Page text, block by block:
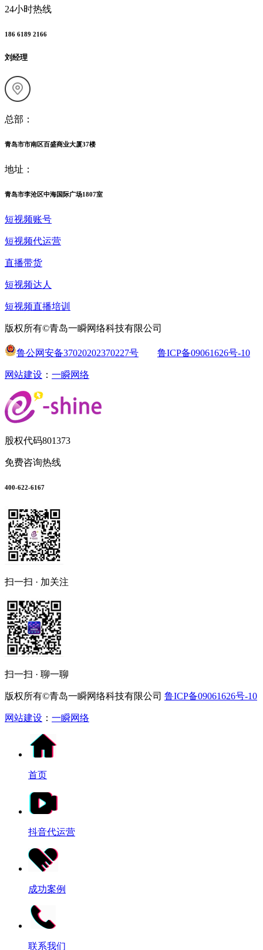
24小时热线
186 6189 2166
刘经理
总部：
青岛市市南区百盛商业大厦37楼
地址：
青岛市李沧区中海国际广场1807室
短视频账号
短视频代运营
直播带货
短视频达人
短视频直播培训
版权所有©青岛一瞬网络科技有限公司
鲁公网安备37020202370227号 鲁ICP备09061626号-10
网站建设 ： 一瞬网络
股权代码801373
免费咨询热线
400-622-6167
扫一扫 · 加关注
扫一扫 · 聊一聊
版权所有©青岛一瞬网络科技有限公司 鲁ICP备09061626号-10
网站建设 ： 一瞬网络
首页
抖音代运营
成功案例
联系我们